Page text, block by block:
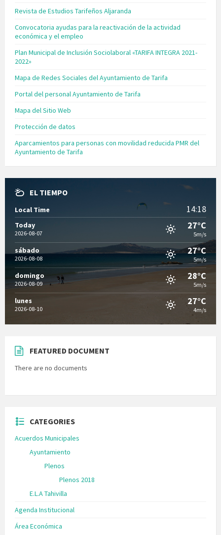
Revista de Estudios Tarifeños Aljaranda
Convocatoria ayudas para la reactivación de la actividad
económica y el empleo
Plan Municipal de Inclusión Sociolaboral «TARIFA INTEGRA 2021-
2022»
Mapa de Redes Sociales del Ayuntamiento de Tarifa
Portal del personal Ayuntamiento de Tarifa
Mapa del Sitio Web
Protección de datos
Aparcamientos para personas con movilidad reducida PMR del
Ayuntamiento de Tarifa
EL TIEMPO
Local Time 14:18
Today
2026-08-07
27°C
5m/s
sábado
2026-08-08
27°C
5m/s
domingo
2026-08-09
28°C
5m/s
lunes
2026-08-10
27°C
4m/s
FEATURED DOCUMENT
There are no documents
CATEGORIES
Acuerdos Municipales
Ayuntamiento
Plenos
Plenos 2018
E.L.A Tahivilla
Agenda Institucional
Área Económica